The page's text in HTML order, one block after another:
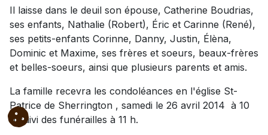
Il laisse dans le deuil son épouse, Catherine Boudrias,
ses enfants, Nathalie (Robert), Éric et Carinne (René),
ses petits-enfants Corinne, Danny, Justin, Élèna,
Dominic et Maxime, ses frères et soeurs, beaux-frères
et belles-soeurs, ainsi que plusieurs parents et amis.
La famille recevra les condoléances en l'église St-
Patrice de Sherrington , samedi le 26 avril 2014 à 10
h suivi des funérailles à 11 h.